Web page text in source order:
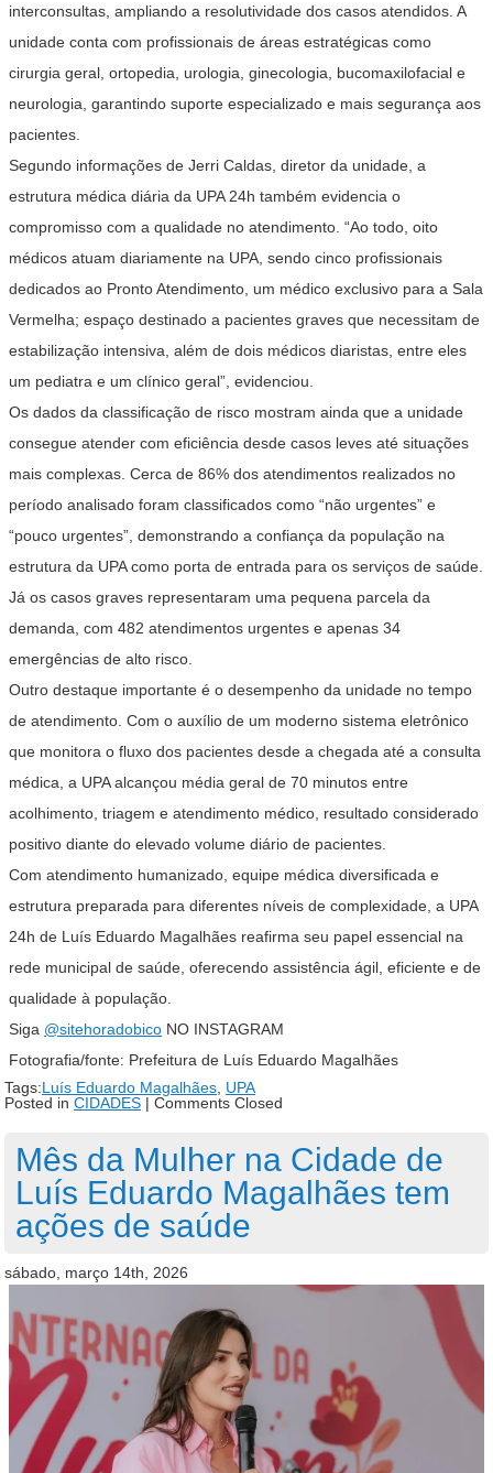
interconsultas, ampliando a resolutividade dos casos atendidos. A
unidade conta com profissionais de áreas estratégicas como
cirurgia geral, ortopedia, urologia, ginecologia, bucomaxilofacial e
neurologia, garantindo suporte especializado e mais segurança aos
pacientes.
Segundo informações de Jerri Caldas, diretor da unidade, a
estrutura médica diária da UPA 24h também evidencia o
compromisso com a qualidade no atendimento. “Ao todo, oito
médicos atuam diariamente na UPA, sendo cinco profissionais
dedicados ao Pronto Atendimento, um médico exclusivo para a Sala
Vermelha; espaço destinado a pacientes graves que necessitam de
estabilização intensiva, além de dois médicos diaristas, entre eles
um pediatra e um clínico geral”, evidenciou.
Os dados da classificação de risco mostram ainda que a unidade
consegue atender com eficiência desde casos leves até situações
mais complexas. Cerca de 86% dos atendimentos realizados no
período analisado foram classificados como “não urgentes” e
“pouco urgentes”, demonstrando a confiança da população na
estrutura da UPA como porta de entrada para os serviços de saúde.
Já os casos graves representaram uma pequena parcela da
demanda, com 482 atendimentos urgentes e apenas 34
emergências de alto risco.
Outro destaque importante é o desempenho da unidade no tempo
de atendimento. Com o auxílio de um moderno sistema eletrônico
que monitora o fluxo dos pacientes desde a chegada até a consulta
médica, a UPA alcançou média geral de 70 minutos entre
acolhimento, triagem e atendimento médico, resultado considerado
positivo diante do elevado volume diário de pacientes.
Com atendimento humanizado, equipe médica diversificada e
estrutura preparada para diferentes níveis de complexidade, a UPA
24h de Luís Eduardo Magalhães reafirma seu papel essencial na
rede municipal de saúde, oferecendo assistência ágil, eficiente e de
qualidade à população.
Siga @sitehoradobico NO INSTAGRAM
Fotografia/fonte: Prefeitura de Luís Eduardo Magalhães
Tags:Luís Eduardo Magalhães UPA
Posted in CIDADES | Comments Closed
Mês da Mulher na Cidade de
Luís Eduardo Magalhães tem
ações de saúde
sábado, março 14th, 2026